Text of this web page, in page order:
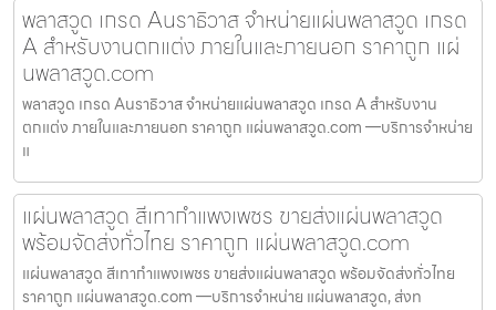
พลาสวูด เกรด Aนราธิวาส จำหน่ายแผ่นพลาสวูด เกรด
A สำหรับงานตกแต่ง ภายในและภายนอก ราคาถูก แผ่
นพลาสวูด.com
พลาสวูด เกรด Aนราธิวาส จำหน่ายแผ่นพลาสวูด เกรด A สำหรับงาน
ตกแต่ง ภายในและภายนอก ราคาถูก แผ่นพลาสวูด.com —บริการจำหน่าย
แ
แผ่นพลาสวูด สีเทากำแพงเพชร ขายส่งแผ่นพลาสวูด
พร้อมจัดส่งทั่วไทย ราคาถูก แผ่นพลาสวูด.com
แผ่นพลาสวูด สีเทากำแพงเพชร ขายส่งแผ่นพลาสวูด พร้อมจัดส่งทั่วไทย
ราคาถูก แผ่นพลาสวูด.com —บริการจำหน่าย แผ่นพลาสวูด, ส่งท